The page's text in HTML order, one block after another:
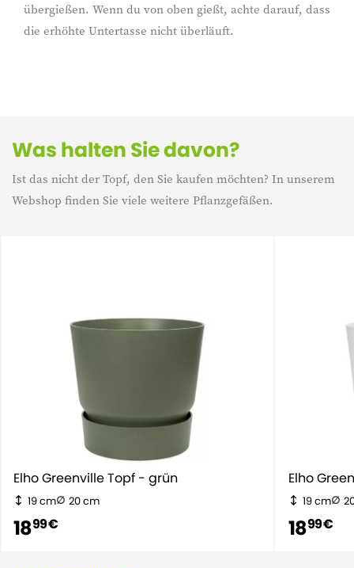
Was halten Sie davon?
Ist das nicht der Topf, den Sie kaufen möchten? In unserem
Webshop finden Sie viele weitere Pflanzgefäßen.
Elho Greenville Topf - grün
19 cm 20 cm
1899 €
Elho
19 cm
1899 €
übergießen. Wenn du von oben gießt, achte darauf, dass
die erhöhte Untertasse nicht überläuft.